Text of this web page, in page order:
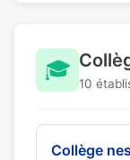
🎓
10
Collège